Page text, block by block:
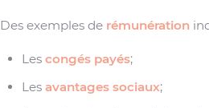
Des exemples de rémunération
Les congés payés;
Les avantages sociaux;